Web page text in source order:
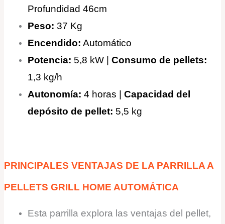
Profundidad 46cm
Peso: 37 Kg
Encendido: Automático
Potencia: 5,8 kW | Consumo de pellets:
1,3 kg/h
Autonomía: 4 horas | Capacidad del
depósito de pellet: 5,5 kg
PRINCIPALES VENTAJAS DE LA PARRILLA A
PELLETS GRILL HOME AUTOMÁTICA
Esta parrilla explora las ventajas del pellet,